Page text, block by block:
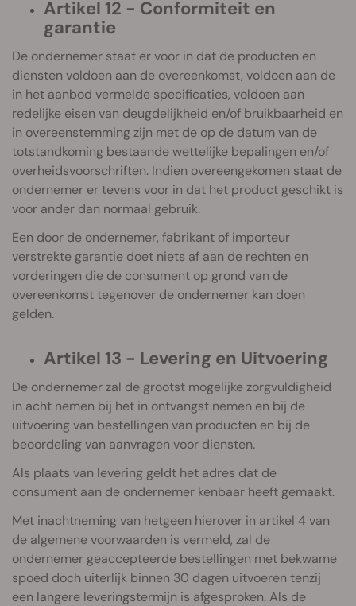
Artikel 12 - Conformiteit en
garantie
De ondernemer staat er voor in dat de producten en
diensten voldoen aan de overeenkomst, voldoen aan de
in het aanbod vermelde specificaties, voldoen aan
redelijke eisen van deugdelijkheid en/of bruikbaarheid en
in overeenstemming zijn met de op de datum van de
totstandkoming bestaande wettelijke bepalingen en/of
overheidsvoorschriften. Indien overeengekomen staat de
ondernemer er tevens voor in dat het product geschikt is
voor ander dan normaal gebruik.
Een door de ondernemer, fabrikant of importeur
verstrekte garantie doet niets af aan de rechten en
vorderingen die de consument op grond van de
overeenkomst tegenover de ondernemer kan doen
gelden.
Artikel 13 - Levering en Uitvoering
De ondernemer zal de grootst mogelijke zorgvuldigheid
in acht nemen bij het in ontvangst nemen en bij de
uitvoering van bestellingen van producten en bij de
beoordeling van aanvragen voor diensten.
Als plaats van levering geldt het adres dat de
consument aan de ondernemer kenbaar heeft gemaakt.
Met inachtneming van hetgeen hierover in artikel 4 van
de algemene voorwaarden is vermeld, zal de
ondernemer geaccepteerde bestellingen met bekwame
spoed doch uiterlijk binnen 30 dagen uitvoeren tenzij
een langere leveringstermijn is afgesproken. Als de